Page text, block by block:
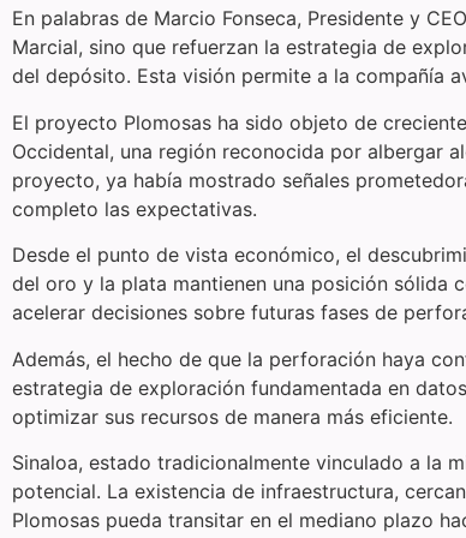
En palabras de Marcio Fonseca, Presidente y
Marcial, sino que refuerzan la estrategia de
del depósito. Esta visión permite a la compañía
El proyecto Plomosas ha sido objeto de
Occidental, una región reconocida por albergar
proyecto, ya había mostrado señales
completo las expectativas.
Desde el punto de vista económico, el
del oro y la plata mantienen una posición sólida
acelerar decisiones sobre futuras fases de
Además, el hecho de que la perforación haya
estrategia de exploración fundamentada en
optimizar sus recursos de manera más eficiente.
Sinaloa, estado tradicionalmente vinculado a la
potencial. La existencia de infraestructura,
Plomosas pueda transitar en el mediano plazo